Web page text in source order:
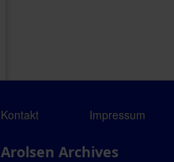
Kontakt Impressum
Arolsen Archives